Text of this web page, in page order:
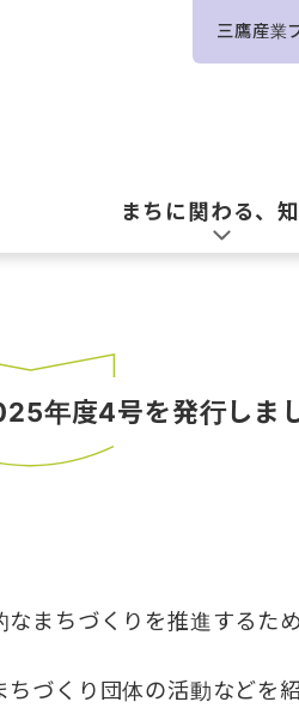
三鷹産業
まちに関わる、
年度4号を発行しま
まちづくりを推進するた
づくり団体の活動などを紹